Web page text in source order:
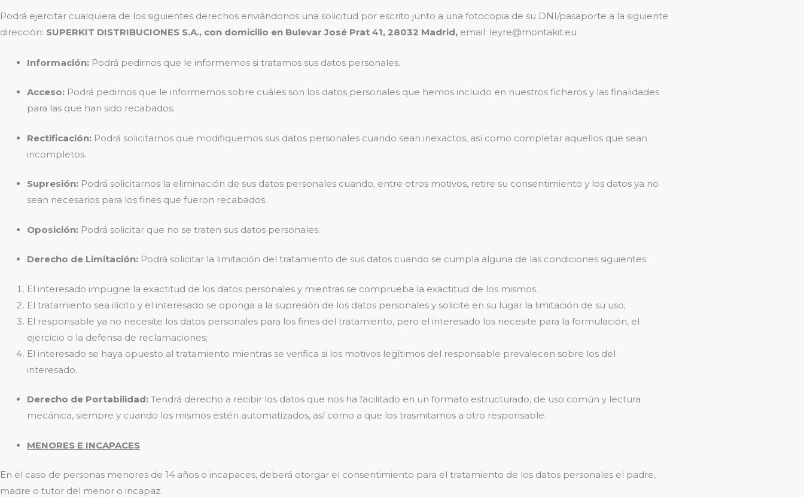
Podrá ejercitar cualquiera de los siguientes derechos enviándonos una solicitud por escrito junto a una fotocopia de su DNI/pasaporte a la siguiente
dirección: SUPERKIT DISTRIBUCIONES S.A., con domicilio en Bulevar José Prat 41, 28032 Madrid, email: leyre@montakit.eu
Información: Podrá pedirnos que le informemos si tratamos sus datos personales.
Acceso: Podrá pedirnos que le informemos sobre cuáles son los datos personales que hemos incluido en nuestros ficheros y las finalidades
para las que han sido recabados.
Rectificación: Podrá solicitarnos que modifiquemos sus datos personales cuando sean inexactos, así como completar aquellos que sean
incompletos.
Supresión: Podrá solicitarnos la eliminación de sus datos personales cuando, entre otros motivos, retire su consentimiento y los datos ya no
sean necesarios para los fines que fueron recabados.
Oposición: Podrá solicitar que no se traten sus datos personales.
Derecho de Limitación: Podrá solicitar la limitación del tratamiento de sus datos cuando se cumpla alguna de las condiciones siguientes:
El interesado impugne la exactitud de los datos personales y mientras se comprueba la exactitud de los mismos.
El tratamiento sea ilícito y el interesado se oponga a la supresión de los datos personales y solicite en su lugar la limitación de su uso;
El responsable ya no necesite los datos personales para los fines del tratamiento, pero el interesado los necesite para la formulación, el
ejercicio o la defensa de reclamaciones;
El interesado se haya opuesto al tratamiento mientras se verifica si los motivos legítimos del responsable prevalecen sobre los del
interesado.
Derecho de Portabilidad: Tendrá derecho a recibir los datos que nos ha facilitado en un formato estructurado, de uso común y lectura
mecánica, siempre y cuando los mismos estén automatizados, así como a que los trasmitamos a otro responsable.
MENORES E INCAPACES
En el caso de personas menores de 14 años o incapaces, deberá otorgar el consentimiento para el tratamiento de los datos personales el padre,
madre o tutor del menor o incapaz.